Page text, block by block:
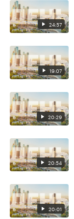
24:57
19:07
20:29
20:54
20:01